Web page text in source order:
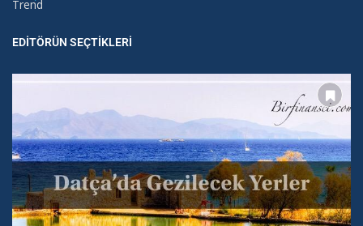
Trend
EDITÖRÜN SEÇTIKLERI